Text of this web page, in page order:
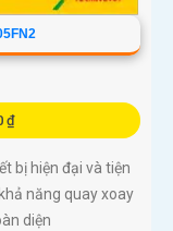
₫
bị hiện đại và tiện
năng quay xoay
diện